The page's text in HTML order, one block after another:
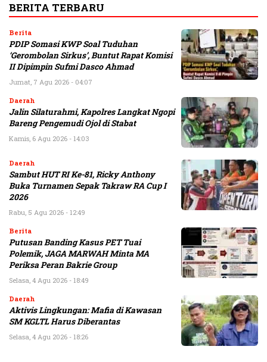
BERITA TERBARU
Berita
PDIP Somasi KWP Soal Tuduhan
‘Gerombolan Sirkus’, Buntut Rapat Komisi
II Dipimpin Sufmi Dasco Ahmad
Jumat, 7 Agu 2026 - 04:07
Daerah
Jalin Silaturahmi, Kapolres Langkat Ngopi
Bareng Pengemudi Ojol di Stabat
Kamis, 6 Agu 2026 - 14:03
Daerah
Sambut HUT RI Ke-81, Ricky Anthony
Buka Turnamen Sepak Takraw RA Cup I
2026
Rabu, 5 Agu 2026 - 12:49
Berita
Putusan Banding Kasus PET Tuai
Polemik, JAGA MARWAH Minta MA
Periksa Peran Bakrie Group
Selasa, 4 Agu 2026 - 18:49
Daerah
Aktivis Lingkungan: Mafia di Kawasan
SM KGLTL Harus Diberantas
Selasa, 4 Agu 2026 - 18:26